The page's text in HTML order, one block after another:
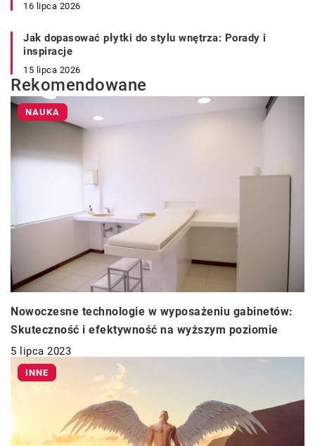
16 lipca 2026
Jak dopasować płytki do stylu wnętrza: Porady i
inspiracje
15 lipca 2026
Rekomendowane
NAUKA
Nowoczesne technologie w wyposażeniu gabinetów:
Skuteczność i efektywność na wyższym poziomie
5 lipca 2023
INNE